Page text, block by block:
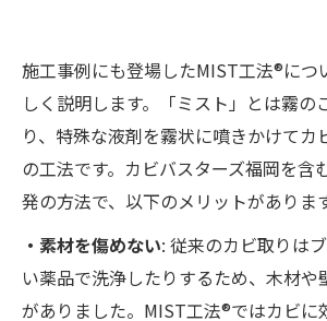
施工事例にも登場したMIST工法®につ
しく説明します。「ミスト」とは霧の
り、特殊な液剤を霧状に噴きかけてカ
の工法です。カビバスターズ福岡を含
発の方法で、以下のメリットがあります
・素材を傷めない: 従来のカビ取りは
い薬品で洗浄したりするため、木材や
がありました。MIST工法®ではカビに